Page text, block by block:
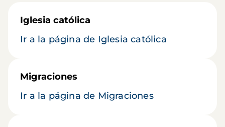
Iglesia católica
Ir a la página de Iglesia católica
Migraciones
Ir a la página de Migraciones